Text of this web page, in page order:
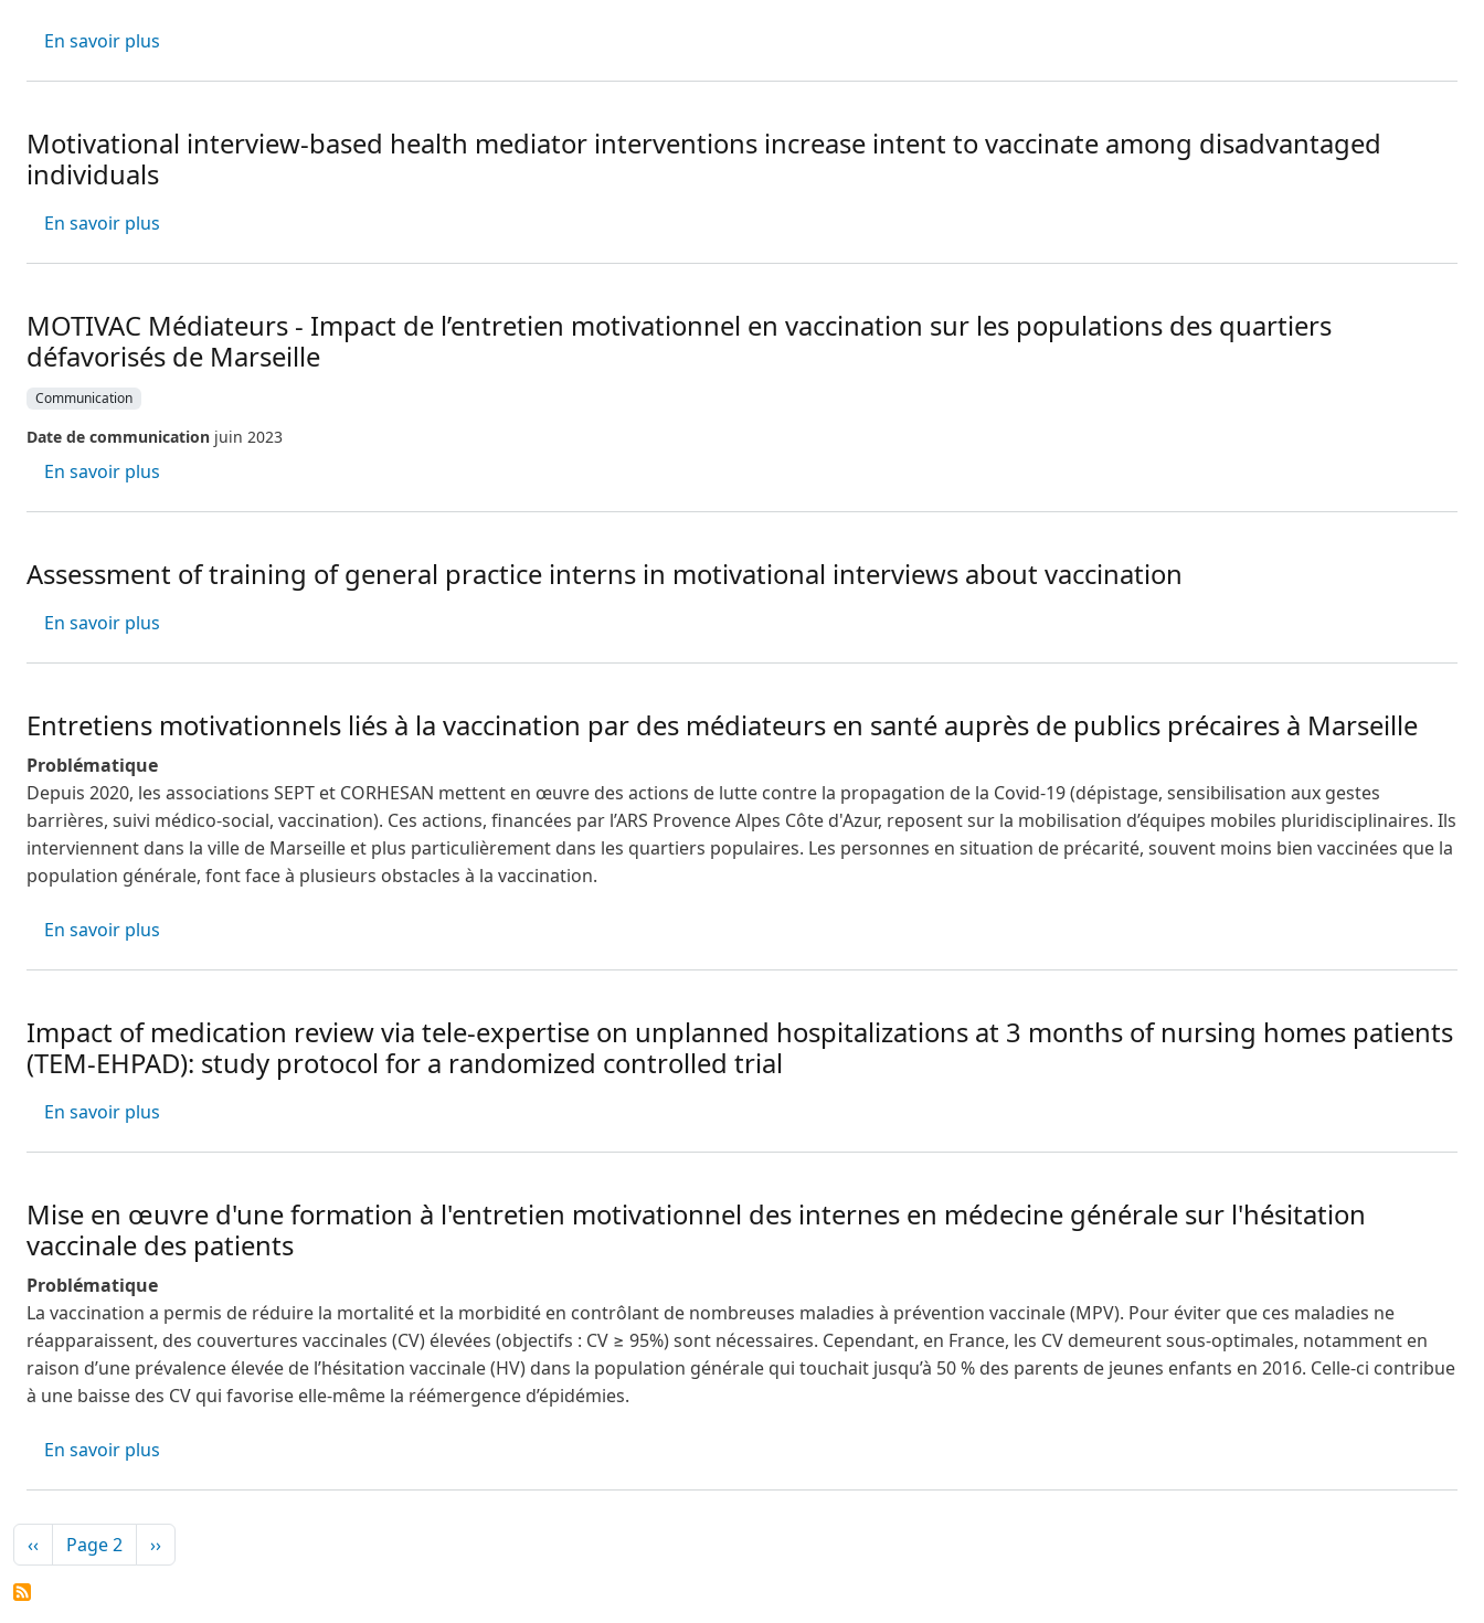
En savoir plus
Motivational interview-based health mediator interventions increase intent to vaccinate among disadvantaged
individuals
En savoir plus
MOTIVAC Médiateurs - Impact de l’entretien motivationnel en vaccination sur les populations des quartiers
défavorisés de Marseille
Communication
Date de communication juin 2023
En savoir plus
Assessment of training of general practice interns in motivational interviews about vaccination
En savoir plus
Entretiens motivationnels liés à la vaccination par des médiateurs en santé auprès de publics précaires à Marseille
Problématique
Depuis 2020, les associations SEPT et CORHESAN mettent en œuvre des actions de lutte contre la propagation de la Covid-19 (dépistage, sensibilisation aux gestes
barrières, suivi médico-social, vaccination). Ces actions, financées par l’ARS Provence Alpes Côte d'Azur, reposent sur la mobilisation d’équipes mobiles pluridisciplinaires. Ils
interviennent dans la ville de Marseille et plus particulièrement dans les quartiers populaires. Les personnes en situation de précarité, souvent moins bien vaccinées que la
population générale, font face à plusieurs obstacles à la vaccination.
En savoir plus
Impact of medication review via tele-expertise on unplanned hospitalizations at 3 months of nursing homes patients
(TEM-EHPAD): study protocol for a randomized controlled trial
En savoir plus
Mise en œuvre d'une formation à l'entretien motivationnel des internes en médecine générale sur l'hésitation
vaccinale des patients
Problématique
La vaccination a permis de réduire la mortalité et la morbidité en contrôlant de nombreuses maladies à prévention vaccinale (MPV). Pour éviter que ces maladies ne
réapparaissent, des couvertures vaccinales (CV) élevées (objectifs : CV ≥ 95%) sont nécessaires. Cependant, en France, les CV demeurent sous-optimales, notamment en
raison d’une prévalence élevée de l’hésitation vaccinale (HV) dans la population générale qui touchait jusqu’à 50 % des parents de jeunes enfants en 2016. Celle-ci contribue
à une baisse des CV qui favorise elle-même la réémergence d’épidémies.
En savoir plus
Pagination
Page précédente
‹‹ Page 2 Page suivante
››